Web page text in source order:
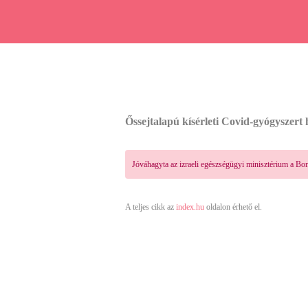
Őssejtalapú kísérleti Covid-
Jóváhagyta az izraeli egészségügyi minisztérium a
A teljes cikk az index.hu oldalon érhető el.